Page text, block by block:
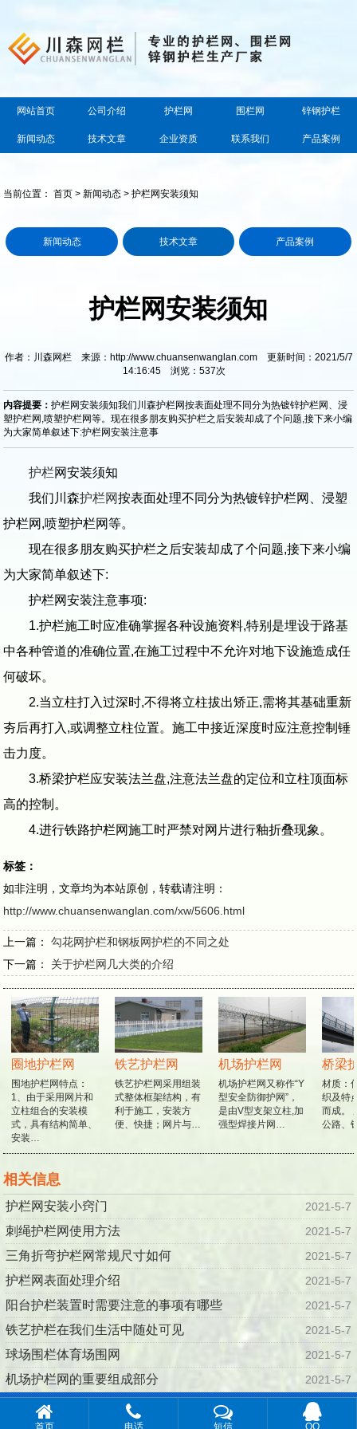
网站首页 公司介绍 护栏网 围栏网 锌钢护栏
新闻动态 技术文章 企业资质 联系我们 产品案例
当前位置：首页 >新闻动态 > 护栏网安装须知
新闻动态 技术文章 产品案例
护栏网安装须知
作者：川森网栏 来源：http://www.chuansenwanglan.com 更新时间：2021/5/7
14:16:45 浏览： 537次
内容提要：护栏网安装须知我们川森护栏网按表面处理不同分为热镀锌护栏网、浸
塑护栏网,喷塑护栏网等。现在很多朋友购买护栏之后安装却成了个问题,接下来小编
为大家简单叙述下:护栏网安装注意事
护栏网安装须知
我们川森护栏网按表面处理不同分为热镀锌护栏网、浸塑
护栏网,喷塑护栏网等。
现在很多朋友购买护栏之后安装却成了个问题,接下来小编
为大家简单叙述下:
护栏网安装注意事项:
1.护栏施工时应准确掌握各种设施资料,特别是埋设于路基
中各种管道的准确位置,在施工过程中不允许对地下设施造成任
何破坏。
2.当立柱打入过深时,不得将立柱拔出矫正,需将其基础重新
夯后再打入,或调整立柱位置。施工中接近深度时应注意控制锤
击力度。
3.桥梁护栏应安装法兰盘,注意法兰盘的定位和立柱顶面标
高的控制。
4.进行铁路护栏网施工时严禁对网片进行釉折叠现象。
标签：
如非注明，文章均为本站原创，转载请注明：
http://www.chuansenwanglan.com/xw/5606.html
上一篇：勾花网护栏和钢板网护栏的不同之处
下一篇： 关于护栏网几大类的介绍
圈地护栏网
围地护栏网特点：
1、由于采用网片和
立柱组合的安装模
式，具有结构简单、
安装…
铁艺护栏网
铁艺护栏网采用组装
式整体框架结构，有
利于施工，安装方
便、快捷；网片与…
机场护栏网
机场护栏网又称作“Y
型安全防御护网”，
是由V型支架立柱,加
强型焊接片网…
桥梁
材质：
织及特
而成。
公路、
相关信息
护栏网安装小窍门 2021-5-7
刺绳护栏网使用方法 2021-5-7
三角折弯护栏网常规尺寸如何 2021-5-7
护栏网表面处理介绍 2021-5-7
阳台护栏装置时需要注意的事项有哪些 2021-5-7
铁艺护栏在我们生活中随处可见 2021-5-7
球场围栏体育场围网 2021-5-7
机场护栏网的重要组成部分 2021-5-7
© 2016-2019 安平县川森丝网制品有限公司 · 版权所有
百度地
首页 电话 短信 QQ